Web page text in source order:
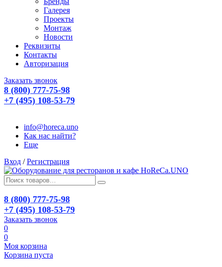
Галерея
Проекты
Монтаж
Новости
Реквизиты
Контакты
Авторизация
Заказать звонок
8 (800) 777-75-98
+7 (495) 108-53-79
info@horeca.uno
Как нас найти?
Еще
Вход / Регистрация
8 (800) 777-75-98
+7 (495) 108-53-79
Заказать звонок
0
0
Моя корзина
Корзина пуста